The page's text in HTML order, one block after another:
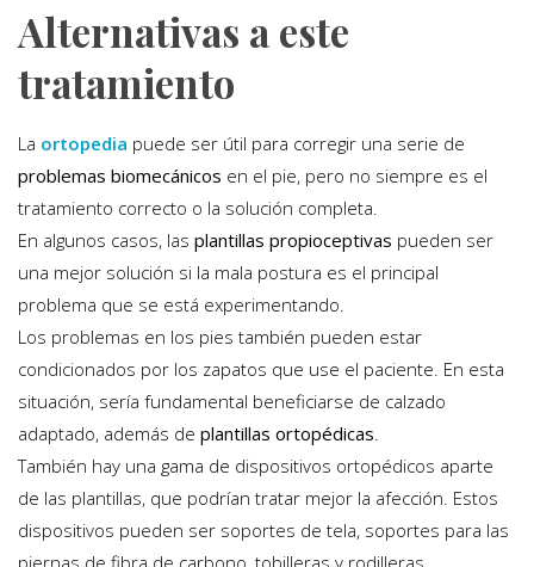
Alternativas a este
tratamiento
La ortopedia puede ser útil para corregir una serie de
problemas biomecánicos en el pie, pero no siempre es el
tratamiento correcto o la solución completa.
En algunos casos, las plantillas propioceptivas pueden ser
una mejor solución si la mala postura es el principal
problema que se está experimentando.
Los problemas en los pies también pueden estar
condicionados por los zapatos que use el paciente. En esta
situación, sería fundamental beneficiarse de calzado
adaptado, además de plantillas ortopédicas
También hay una gama de dispositivos ortopédicos aparte
de las plantillas, que podrían tratar mejor la afección. Estos
dispositivos pueden ser soportes de tela, soportes para las
piernas de fibra de carbono, tobilleras y rodilleras.